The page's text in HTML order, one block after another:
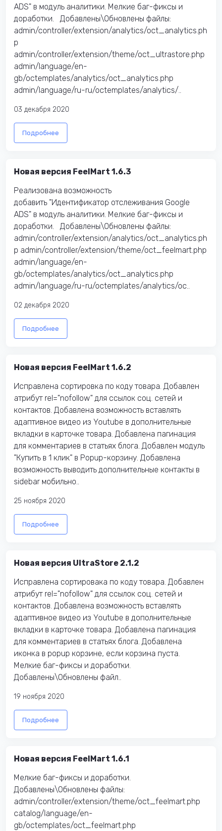
ADS" в модуль аналитики. Мелкие баг-фиксы и
доработки. Добавлены\Обновлены файлы:
admin/controller/extension/analytics/oct_analytics.ph
p
admin/controller/extension/theme/oct_ultrastore.php
admin/language/en-
gb/octemplates/analytics/oct_analytics.php
admin/language/ru-ru/octemplates/analytics/..
03 декабря 2020
Подробнее
Новая версия FeelMart 1.6.3
Реализована возможность
добавить "Идентификатор отслеживания Google
ADS" в модуль аналитики. Мелкие баг-фиксы и
доработки. Добавлены\Обновлены файлы:
admin/controller/extension/analytics/oct_analytics.ph
p admin/controller/extension/theme/oct_feelmart.php
admin/language/en-
gb/octemplates/analytics/oct_analytics.php
admin/language/ru-ru/octemplates/analytics/oc..
02 декабря 2020
Подробнее
Новая версия FeelMart 1.6.2
Исправлена сортировка по коду товара. Добавлен
атрибут rel="nofollow" для ссылок соц. сетей и
контактов. Добавлена возможность вставлять
адаптивное видео из Youtube в дополнительные
вкладки в карточке товара. Добавлена пагинация
для комментариев в статьях блога. Добавлен модуль
"Купить в 1 клик" в Popup-корзину. Добавлена
возможность выводить дополнительные контакты в
sidebar мобильно..
25 ноября 2020
Подробнее
Новая версия UltraStore 2.1.2
Исправлена сортировака по коду товара. Добавлен
атрибут rel="nofollow" для ссылок соц. сетей и
контактов. Добавлена возможность вставлять
адаптивное видео из Youtube в дополнительные
вкладки в карточке товара. Добавлена пагинация
для комментариев в статьях блога. Добавлена
иконка в popup корзине, если корзина пуста.
Мелкие баг-фиксы и доработки.
Добавлены\Обновлены файл..
19 ноября 2020
Подробнее
Новая версия FeelMart 1.6.1
Мелкие баг-фиксы и доработки.
Добавлены\Обновлены файлы:
admin/controller/extension/theme/oct_feelmart.php
catalog/language/en-
gb/octemplates/oct_feelmart.php